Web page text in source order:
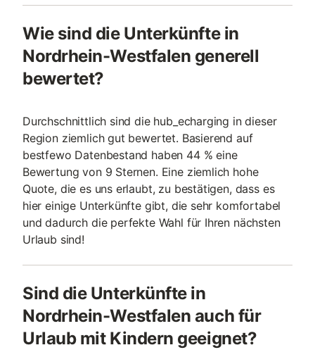
Wie sind die Unterkünfte in
Nordrhein-Westfalen generell
bewertet?
Durchschnittlich sind die hub_echarging in dieser
Region ziemlich gut bewertet. Basierend auf
bestfewo Datenbestand haben 44 % eine
Bewertung von 9 Sternen. Eine ziemlich hohe
Quote, die es uns erlaubt, zu bestätigen, dass es
hier einige Unterkünfte gibt, die sehr komfortabel
und dadurch die perfekte Wahl für Ihren nächsten
Urlaub sind!
Sind die Unterkünfte in
Nordrhein-Westfalen auch für
Urlaub mit Kindern geeignet?